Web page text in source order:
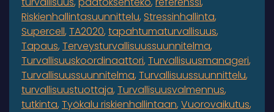
Riskienhallintasuunnittelu Stressinhallinta
Supercell TA2020 tapahtumaturvallisuus
Tapaus Terveysturvallisuussuunnitelma
Turvallisuuskoordinaattori Turvallisuusmanageri
Turvallisuussuunnitelma Turvallisuussuunnittelu
turvallisuustuottaja Turvallisuusvalmennus
tutkinta Työkalu riskienhallintaan Vuorovaikutus